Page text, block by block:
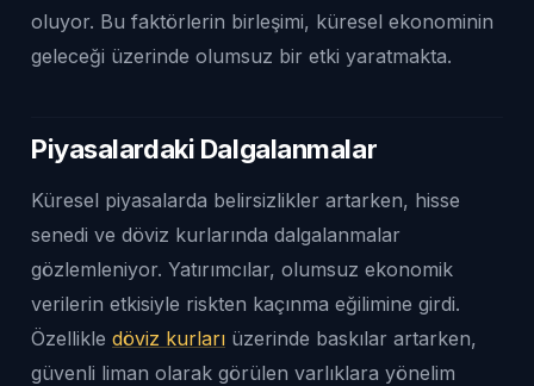
oluyor. Bu faktörlerin birleşimi, küresel ekonominin
geleceği üzerinde olumsuz bir etki yaratmakta.
Piyasalardaki Dalgalanmalar
Küresel piyasalarda belirsizlikler artarken, hisse
senedi ve döviz kurlarında dalgalanmalar
gözlemleniyor. Yatırımcılar, olumsuz ekonomik
verilerin etkisiyle riskten kaçınma eğilimine girdi.
Özellikle döviz kurları üzerinde baskılar artarken,
güvenli liman olarak görülen varlıklara yönelim